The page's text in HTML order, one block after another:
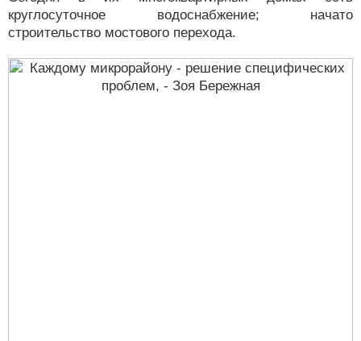
круглосуточное водоснабжение; начато
строительство мостового перехода.